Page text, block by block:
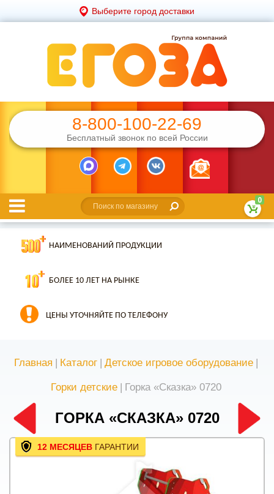
Выберите город доставки
8-800-100-22-69
Бесплатный звонок по всей России
0
НАИМЕНОВАНИЙ ПРОДУКЦИИ
БОЛЕЕ 10 ЛЕТ НА РЫНКЕ
ЦЕНЫ УТОЧНЯЙТЕ ПО ТЕЛЕФОНУ
Главная | Каталог | Детское игровое оборудование |
Горки детские | Горка «Сказка» 0720
ГОРКА «СКАЗКА» 0720
12 МЕСЯЦЕВ ГАРАНТИИ